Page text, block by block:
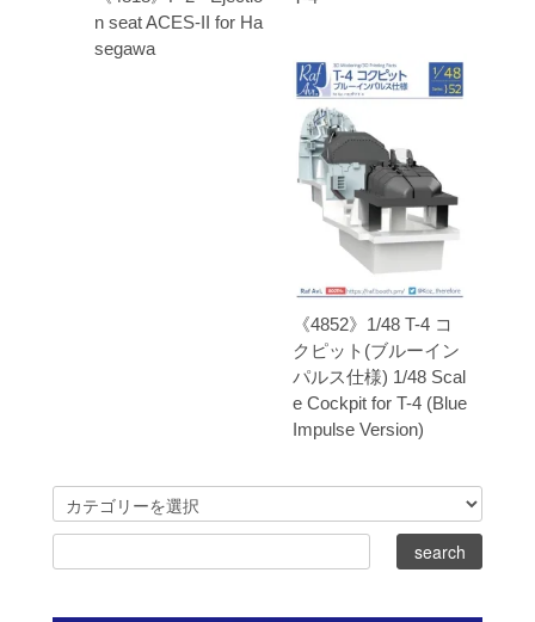
n seat ACES-II for Ha
segawa
《4852》1/48 T-4 コ
クピット(ブルーイン
パルス仕様) 1/48 Scal
e Cockpit for T-4 (Blue
Impulse Version)